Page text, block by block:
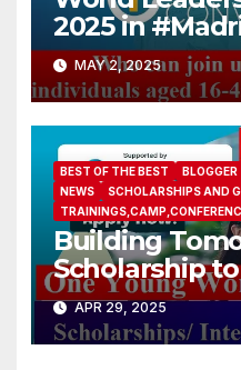
2025 in
Funded)
MAY 2, 2025
BEST OF THE BEST BLOGGER
NEWS
SCHOLARSHIPS AND
Building
Scholarship
One Young
2025 (Fully-
#Munich,
APR 29, 2025